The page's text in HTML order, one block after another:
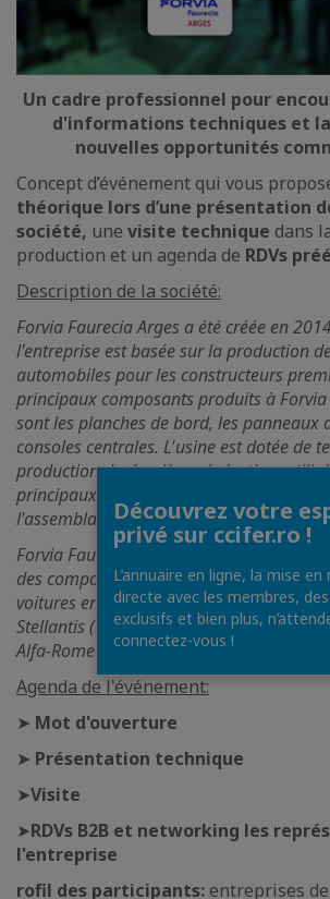
Un cadre professionnel pour
d'informations techniques et
nouvelles opportunités
Concept d’événement qui vous
théorique lors d’une présentation
société, une visite technique dans
production et un agenda de RDVs
Description de la société:
Forvia Faurecia Arges a été créée en
l'entreprise est basée sur la production
automobiles pour les constructeurs
principaux composants produits à Forvia
sont les planches de bord, les panneaux
consoles centrales. L'usine est dotée de
production de dernière génération,
principaux processus de l'usine : la coupe
l'assemblage, le revêtement.
Forvia Faurecia Arges emploie 1.200
des composants automobiles pour plus
voitures en Europe : Jaguar Land-Rover,
Stellantis (Peugeot&Citroën), Renault,
Alfa-Romeo, etc.
Agenda de l'événement:
➤ Mot d'ouverture
➤ Présentation technique
➤Visite
➤RDVs B2B et networking les
l'entreprise
rofil des participants: entreprises
Découvrez votre
privé sur ccifer.ro !
L’annuaire en ligne, la mise
directe avec les membres,
exclusifs et bien plus,
connectez-vous !